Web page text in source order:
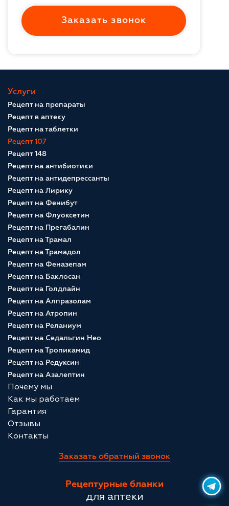
Заказать звонок
Рецептурные бланки
для аптеки
Услуги
Рецепт на препараты
Рецепт в аптеку
Рецепт на таблетки
Рецепт 107
Рецепт 148
Рецепт на антибиотики
Рецепт на антидепрессанты
Рецепт на Лирику
Рецепт на Фенибут
Рецепт на Флуоксетин
Рецепт на Прегабалин
Рецепт на Трамал
Рецепт на Трамадол
Рецепт на Феназепам
Рецепт на Баклосан
Рецепт на Голдлайн
Рецепт на Алпразолам
Рецепт на Атропин
Рецепт на Реланиум
Рецепт на Седальгин Нео
Рецепт на Тропикамид
Рецепт на Редуксин
Рецепт на Азалептин
Почему мы
Как мы работаем
Гарантия
Отзывы
Контакты
Заказать обратный звонок